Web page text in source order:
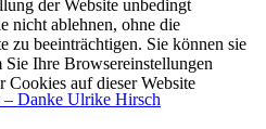
Danke Ulrike Hirsch
der Website unbedingt
nicht ablehnen, ohne die
zu beeinträchtigen. Sie können sie
Ihre Browsereinstellungen
Cookies auf dieser Website